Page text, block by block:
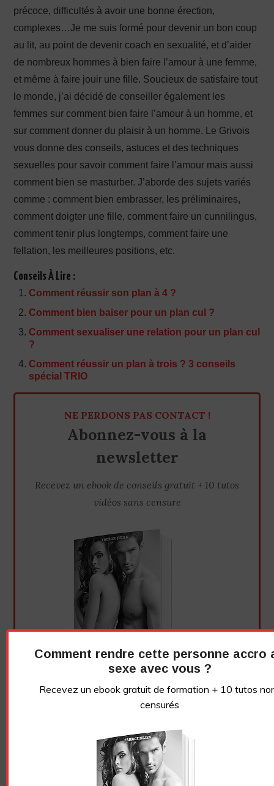
précoce, difficultés à avoir une bonne érection,
complexes…Je me suis formé pour devenir un bon coup
au lit, au point de devenir coach en sexualité, et d’aider
de nombreux hommes à bien faire l’amour à une femme,
et même à faire jouir une fille. Soucieux de satisfaire tout
le monde, j’ai décidé de conseiller également les
femmes sur comment bien faire l’amour à un homme, et
sur comment donner du plaisir à un homme. Le Grivois
vous donne des conseils, astuces et des techniques
sexuelles pour savoir comment faire l’amour mais aussi
comment bien se masturber. J’aborde des sujets variés
comme : comment bien embrasser, les préliminaires,
comment doigter une fille, comment faire un cunnilingus,
comment tenir plus longtemps, comment faire une
fellation, les meilleures positions, etc.
Conseils À Lire :
Comment réussir son plan à 4 ?
Comment bien baiser pour un plan cul ?
Comment sexualiser une relation pour un plan cul
?
Comment réussir un plan à trois ? 3 conseils
spécial TRIO
NE PERDONS PAS CONTACT !
Abonnez-vous à la
newsletter
Recevez un ebook de conseils gratuit + 10 tutos
vidéos sans censure
Comment rendre cette personne accro
sexe avec vous ?
Recevez un ebook gratuit de formation + 10 tutos
censurés